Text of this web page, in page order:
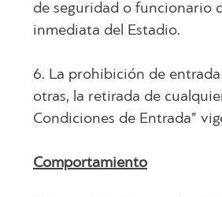
de seguridad o funcionario
inmediata del Estadio.
6. La prohibición de
otras, la retirada de
Condiciones de Entrada”
Comportamiento